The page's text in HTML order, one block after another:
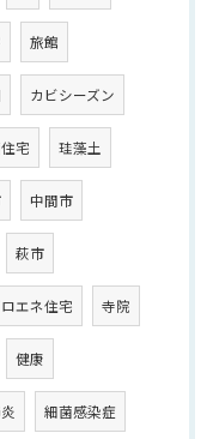
旅館
カビシーズン
宅 珪藻土
中間市
萩市
エネ住宅 寺院
健康
細菌感染症